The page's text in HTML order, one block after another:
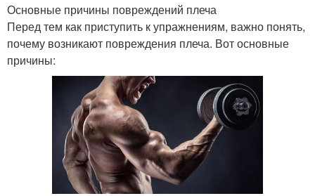
Основные причины повреждений плеча
Перед тем как приступить к упражнениям, важно понять,
почему возникают повреждения плеча. Вот основные
причины: